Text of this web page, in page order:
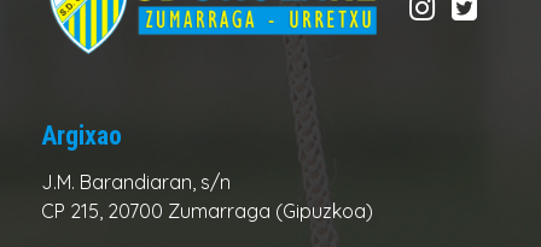
Argixao
J.M. Barandiaran, s/n
CP 215, 20700 Zumarraga (Gipuzkoa)